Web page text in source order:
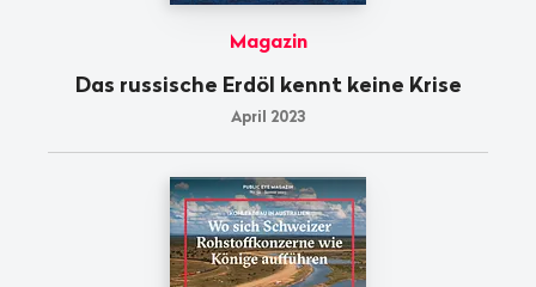
Magazin
Das russische Erdöl kennt keine Krise
April 2023